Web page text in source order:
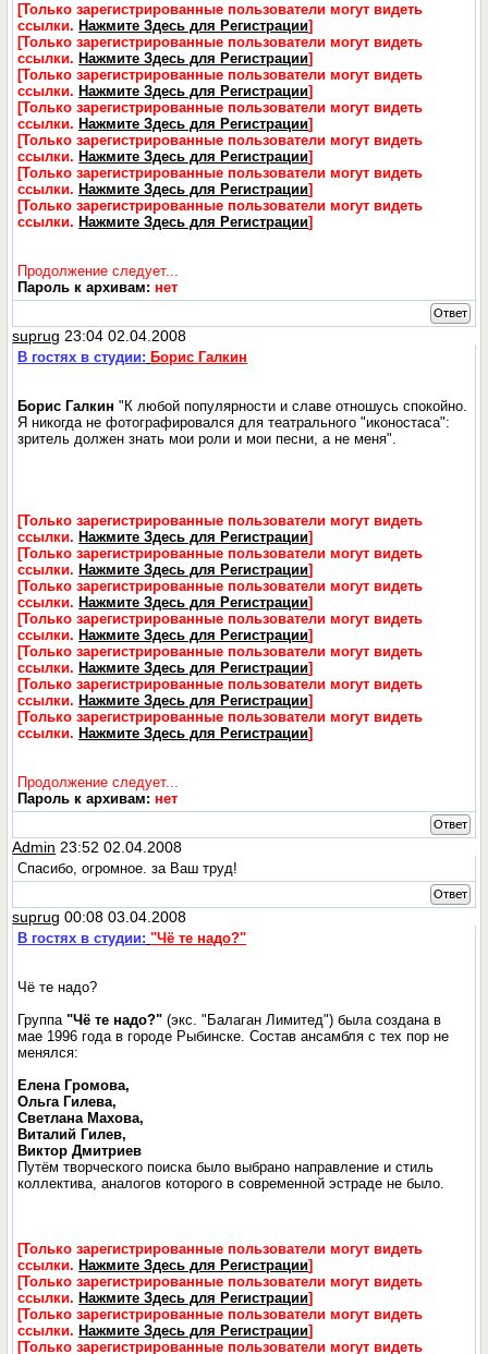
[Только зарегистрированные пользователи могут видеть
ссылки. Нажмите Здесь для Регистрации]
[Только зарегистрированные пользователи могут видеть
ссылки. Нажмите Здесь для Регистрации]
[Только зарегистрированные пользователи могут видеть
ссылки. Нажмите Здесь для Регистрации]
[Только зарегистрированные пользователи могут видеть
ссылки. Нажмите Здесь для Регистрации]
[Только зарегистрированные пользователи могут видеть
ссылки. Нажмите Здесь для Регистрации]
[Только зарегистрированные пользователи могут видеть
ссылки. Нажмите Здесь для Регистрации]
[Только зарегистрированные пользователи могут видеть
ссылки. Нажмите Здесь для Регистрации]
Продолжение следует...
Пароль к архивам:нет
Ответ
suprug 23:04 02.04.2008
В гостях в студии: Борис Галкин
Борис Галкин "К любой популярности и славе отношусь спокойно.
Я никогда не фотографировался для театрального "иконостаса":
зритель должен знать мои роли и мои песни, а не меня".
[Только зарегистрированные пользователи могут видеть
ссылки. Нажмите Здесь для Регистрации]
[Только зарегистрированные пользователи могут видеть
ссылки. Нажмите Здесь для Регистрации]
[Только зарегистрированные пользователи могут видеть
ссылки. Нажмите Здесь для Регистрации]
[Только зарегистрированные пользователи могут видеть
ссылки. Нажмите Здесь для Регистрации]
[Только зарегистрированные пользователи могут видеть
ссылки. Нажмите Здесь для Регистрации]
[Только зарегистрированные пользователи могут видеть
ссылки. Нажмите Здесь для Регистрации]
[Только зарегистрированные пользователи могут видеть
ссылки. Нажмите Здесь для Регистрации]
Продолжение следует...
Пароль к архивам:нет
Ответ
Admin 23:52 02.04.2008
Спасибо, огромное. за Ваш труд!
Ответ
suprug 00:08 03.04.2008
В гостях в студии: "Чё те надо?"
Чё те надо?
Группа"Чё те надо?" (экс. "Балаган Лимитед") была создана в
мае 1996 года в городе Рыбинске. Состав ансамбля с тех пор не
менялся:
Елена Громова,
Ольга Гилева,
Светлана Махова,
Виталий Гилев,
Виктор Дмитриев
Путём творческого поиска было выбрано направление и стиль
коллектива, аналогов которого в современной эстраде не было.
[Только зарегистрированные пользователи могут видеть
ссылки. Нажмите Здесь для Регистрации]
[Только зарегистрированные пользователи могут видеть
ссылки. Нажмите Здесь для Регистрации]
[Только зарегистрированные пользователи могут видеть
ссылки. Нажмите Здесь для Регистрации]
[Только зарегистрированные пользователи могут видеть